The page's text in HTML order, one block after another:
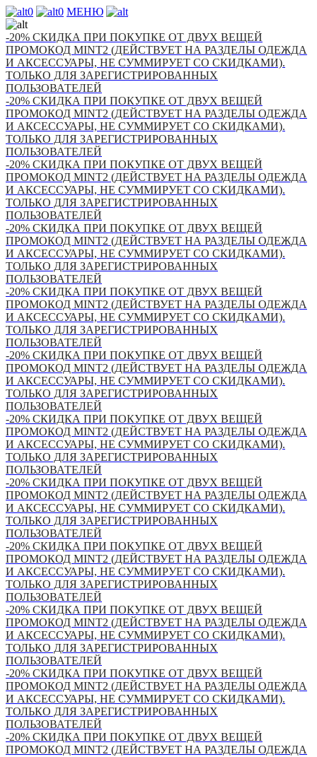
0 0 МЕНЮ
-20% СКИДКА ПРИ ПОКУПКЕ ОТ ДВУХ ВЕЩЕЙ
ПРОМОКОД MINT2 (ДЕЙСТВУЕТ НА РАЗДЕЛЫ ОДЕЖДА
И АКСЕССУАРЫ, НЕ СУММИРУЕТ СО СКИДКАМИ).
ТОЛЬКО ДЛЯ ЗАРЕГИСТРИРОВАННЫХ
ПОЛЬЗОВАТЕЛЕЙ
-20% СКИДКА ПРИ ПОКУПКЕ ОТ ДВУХ ВЕЩЕЙ
ПРОМОКОД MINT2 (ДЕЙСТВУЕТ НА РАЗДЕЛЫ ОДЕЖДА
И АКСЕССУАРЫ, НЕ СУММИРУЕТ СО СКИДКАМИ).
ТОЛЬКО ДЛЯ ЗАРЕГИСТРИРОВАННЫХ
ПОЛЬЗОВАТЕЛЕЙ
-20% СКИДКА ПРИ ПОКУПКЕ ОТ ДВУХ ВЕЩЕЙ
ПРОМОКОД MINT2 (ДЕЙСТВУЕТ НА РАЗДЕЛЫ ОДЕЖДА
И АКСЕССУАРЫ, НЕ СУММИРУЕТ СО СКИДКАМИ).
ТОЛЬКО ДЛЯ ЗАРЕГИСТРИРОВАННЫХ
ПОЛЬЗОВАТЕЛЕЙ
-20% СКИДКА ПРИ ПОКУПКЕ ОТ ДВУХ ВЕЩЕЙ
ПРОМОКОД MINT2 (ДЕЙСТВУЕТ НА РАЗДЕЛЫ ОДЕЖДА
И АКСЕССУАРЫ, НЕ СУММИРУЕТ СО СКИДКАМИ).
ТОЛЬКО ДЛЯ ЗАРЕГИСТРИРОВАННЫХ
ПОЛЬЗОВАТЕЛЕЙ
-20% СКИДКА ПРИ ПОКУПКЕ ОТ ДВУХ ВЕЩЕЙ
ПРОМОКОД MINT2 (ДЕЙСТВУЕТ НА РАЗДЕЛЫ ОДЕЖДА
И АКСЕССУАРЫ, НЕ СУММИРУЕТ СО СКИДКАМИ).
ТОЛЬКО ДЛЯ ЗАРЕГИСТРИРОВАННЫХ
ПОЛЬЗОВАТЕЛЕЙ
-20% СКИДКА ПРИ ПОКУПКЕ ОТ ДВУХ ВЕЩЕЙ
ПРОМОКОД MINT2 (ДЕЙСТВУЕТ НА РАЗДЕЛЫ ОДЕЖДА
И АКСЕССУАРЫ, НЕ СУММИРУЕТ СО СКИДКАМИ).
ТОЛЬКО ДЛЯ ЗАРЕГИСТРИРОВАННЫХ
ПОЛЬЗОВАТЕЛЕЙ
-20% СКИДКА ПРИ ПОКУПКЕ ОТ ДВУХ ВЕЩЕЙ
ПРОМОКОД MINT2 (ДЕЙСТВУЕТ НА РАЗДЕЛЫ ОДЕЖДА
И АКСЕССУАРЫ, НЕ СУММИРУЕТ СО СКИДКАМИ).
ТОЛЬКО ДЛЯ ЗАРЕГИСТРИРОВАННЫХ
ПОЛЬЗОВАТЕЛЕЙ
-20% СКИДКА ПРИ ПОКУПКЕ ОТ ДВУХ ВЕЩЕЙ
ПРОМОКОД MINT2 (ДЕЙСТВУЕТ НА РАЗДЕЛЫ ОДЕЖДА
И АКСЕССУАРЫ, НЕ СУММИРУЕТ СО СКИДКАМИ).
ТОЛЬКО ДЛЯ ЗАРЕГИСТРИРОВАННЫХ
ПОЛЬЗОВАТЕЛЕЙ
-20% СКИДКА ПРИ ПОКУПКЕ ОТ ДВУХ ВЕЩЕЙ
ПРОМОКОД MINT2 (ДЕЙСТВУЕТ НА РАЗДЕЛЫ ОДЕЖДА
И АКСЕССУАРЫ, НЕ СУММИРУЕТ СО СКИДКАМИ).
ТОЛЬКО ДЛЯ ЗАРЕГИСТРИРОВАННЫХ
ПОЛЬЗОВАТЕЛЕЙ
-20% СКИДКА ПРИ ПОКУПКЕ ОТ ДВУХ ВЕЩЕЙ
ПРОМОКОД MINT2 (ДЕЙСТВУЕТ НА РАЗДЕЛЫ ОДЕЖДА
И АКСЕССУАРЫ, НЕ СУММИРУЕТ СО СКИДКАМИ).
ТОЛЬКО ДЛЯ ЗАРЕГИСТРИРОВАННЫХ
ПОЛЬЗОВАТЕЛЕЙ
-20% СКИДКА ПРИ ПОКУПКЕ ОТ ДВУХ ВЕЩЕЙ
ПРОМОКОД MINT2 (ДЕЙСТВУЕТ НА РАЗДЕЛЫ ОДЕЖДА
И АКСЕССУАРЫ, НЕ СУММИРУЕТ СО СКИДКАМИ).
ТОЛЬКО ДЛЯ ЗАРЕГИСТРИРОВАННЫХ
ПОЛЬЗОВАТЕЛЕЙ
-20% СКИДКА ПРИ ПОКУПКЕ ОТ ДВУХ ВЕЩЕЙ
ПРОМОКОД MINT2 (ДЕЙСТВУЕТ НА РАЗДЕЛЫ ОДЕЖДА